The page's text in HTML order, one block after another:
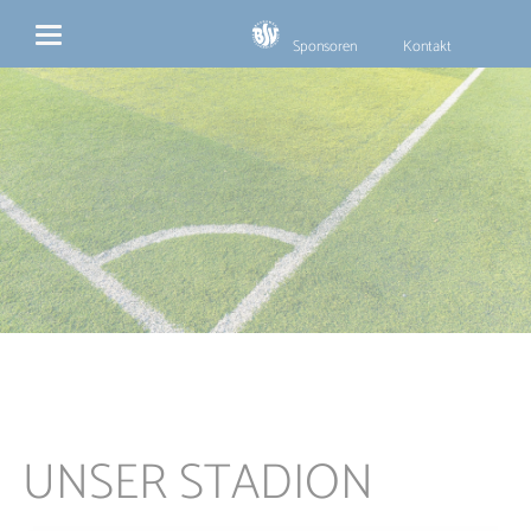
Navigation
überspringenSponsoren Kontakt
UNSER STADION